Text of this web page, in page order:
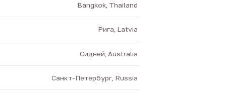
Bangkok, Thailand
Рига, Latvia
Сидней, Australia
Санкт-Петербург, Russia